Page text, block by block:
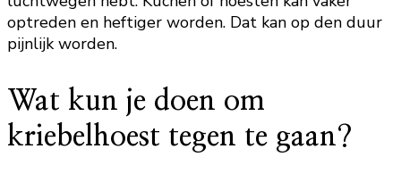
optreden en heftiger worden. Dat kan op den duur
pijnlijk worden.
Wat kun je doen om
kriebelhoest tegen te gaan?